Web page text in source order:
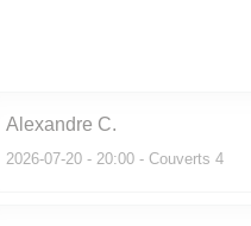
Alexandre C
2026-07-20 - 20:00 - Couverts 4